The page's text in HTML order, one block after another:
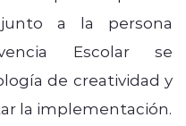
a la persona
Escolar se
de creatividad y
la implementación.